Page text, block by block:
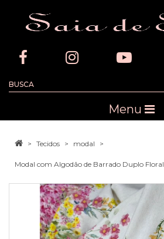
Menu
Tecidos modal
Modal com Algodão de Barrado Duplo Floral